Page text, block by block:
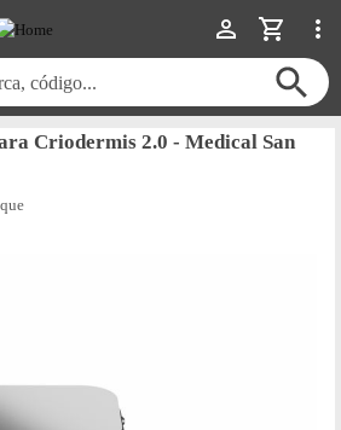
código...
Criodermis 2.0 - Medical San